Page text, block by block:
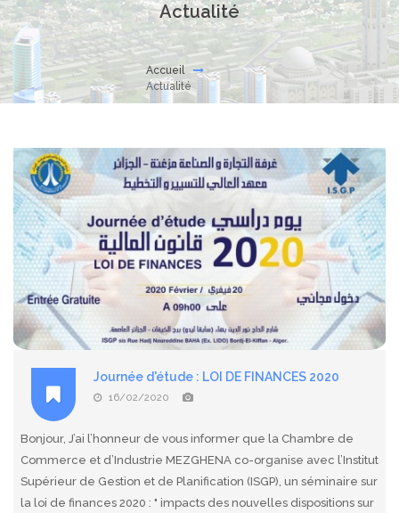
Actualité
Accueil
Actualité
Journée d'étude : LOI DE FINANCES 2020
16/02/2020
Bonjour, J’ai l’honneur de vous informer que la Chambre de
Commerce et d’Industrie MEZGHENA co-organise avec l’Institut
Supérieur de Gestion et de Planification (ISGP), un séminaire sur
la loi de finances 2020 : " impacts des nouvelles dispositions sur